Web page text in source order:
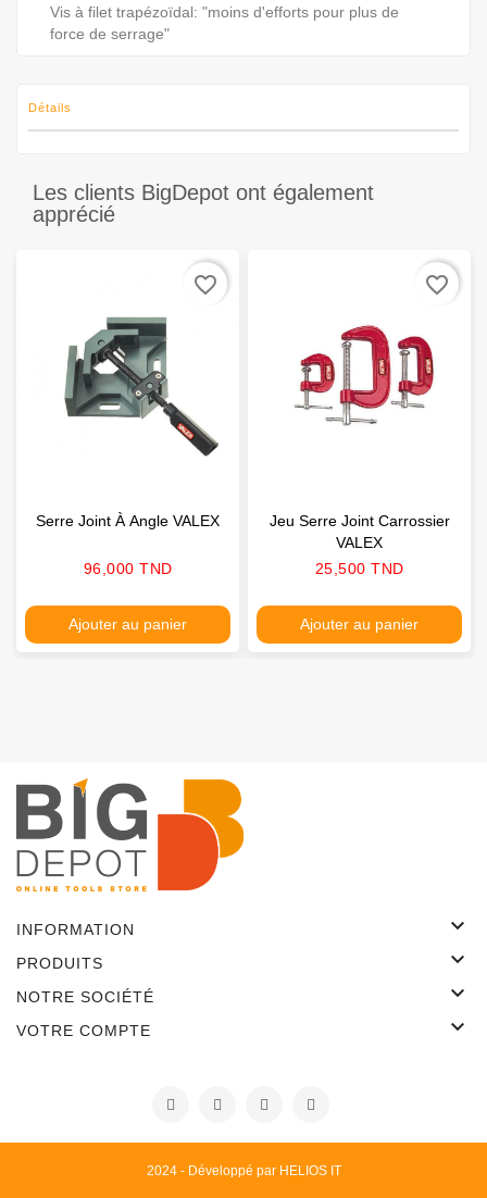
Vis à filet trapézoïdal: "moins d'efforts pour plus de
force de serrage"
Détails
Les clients BigDepot ont également
apprécié
Serre Joint À Angle VALEX
Prix
96,000 TND
Ajouter au panier
favorite_border
Jeu Serre Joint Carrossier
VALEX
Prix
25,500 TND
Ajouter au panier
favorite_border
INFORMATION 
PRODUITS 
NOTRE SOCIÉTÉ 
VOTRE COMPTE 
2024 - Développé par HELIOS IT